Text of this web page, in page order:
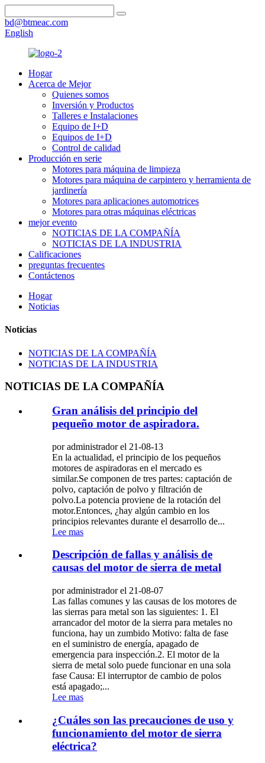
bd@btmeac.com
English
Hogar
Acerca de Mejor
Quienes somos
Inversión y Productos
Talleres e Instalaciones
Equipo de I+D
Equipos de I+D
Control de calidad
Producción en serie
Motores para máquina de limpieza
Motores para máquina de carpintero y herramienta de
jardinería
Motores para aplicaciones automotrices
Motores para otras máquinas eléctricas
mejor evento
NOTICIAS DE LA COMPAÑÍA
NOTICIAS DE LA INDUSTRIA
Calificaciones
preguntas frecuentes
Contáctenos
Hogar
Noticias
Noticias
NOTICIAS DE LA COMPAÑÍA
NOTICIAS DE LA INDUSTRIA
NOTICIAS DE LA COMPAÑÍA
Gran análisis del principio del
pequeño motor de aspiradora.
por administrador el 21-08-13
En la actualidad, el principio de los pequeños
motores de aspiradoras en el mercado es
similar.Se componen de tres partes: captación de
polvo, captación de polvo y filtración de
polvo.La potencia proviene de la rotación del
motor.Entonces, ¿hay algún cambio en los
principios relevantes durante el desarrollo de...
Lee mas
Descripción de fallas y análisis de
causas del motor de sierra de metal
por administrador el 21-08-07
Las fallas comunes y las causas de los motores de
las sierras para metal son las siguientes: 1. El
arrancador del motor de la sierra para metales no
funciona, hay un zumbido Motivo: falta de fase
en el suministro de energía, apagado de
emergencia para inspección.2. El motor de la
sierra de metal solo puede funcionar en una sola
fase Causa: El interruptor de cambio de polos
está apagado;...
Lee mas
¿Cuáles son las precauciones de uso y
funcionamiento del motor de sierra
eléctrica?